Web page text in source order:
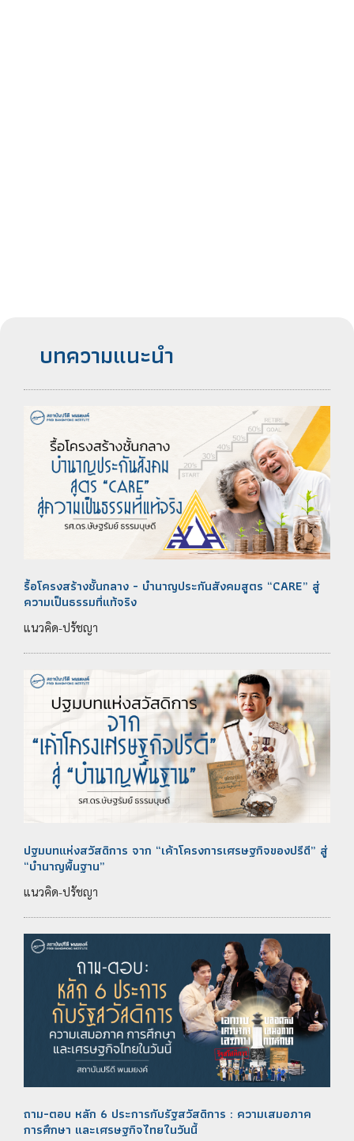
บทความแนะนำ
รื้อโครงสร้างชั้นกลาง - บำนาญประกันสังคมสูตร “CARE” สู่
ความเป็นธรรมที่แท้จริง
แนวคิด-ปรัชญา
ปฐมบทแห่งสวัสดิการ จาก “เค้าโครงการเศรษฐกิจของปรีดี” สู่
“บำนาญพื้นฐาน”
แนวคิด-ปรัชญา
ถาม-ตอบ หลัก 6 ประการกับรัฐสวัสดิการ : ความเสมอภาค
การศึกษา และเศรษฐกิจไทยในวันนี้